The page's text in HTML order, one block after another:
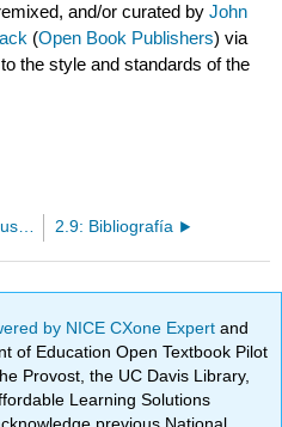
and/or curated byJohn
(Open Book Publishers) via
the style and standards of the
2.7: Temas de Discusión 2.9: Bibliografía
by NICE CXone Expertand
of Education Open Textbook Pilot
Provost, the UC Davis Library,
Learning Solutions
previous National